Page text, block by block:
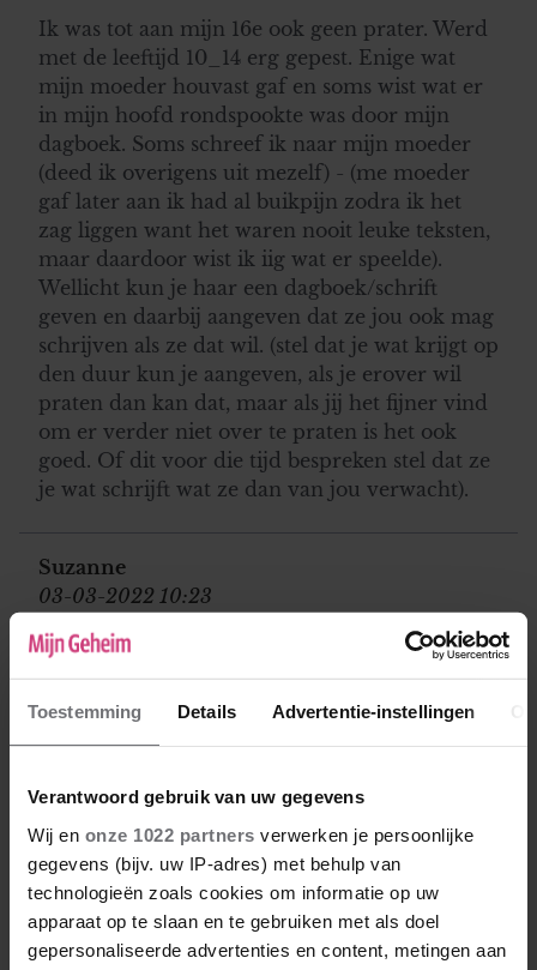
Toestemming Details Advertentie-instellingen
Verantwoord gebruik van uw gegevens
Wij en onze 1022 partners verwerken je persoonlijke
gegevens (bijv. uw IP-adres) met behulp van
technologieën zoals cookies om informatie op uw
apparaat op te slaan en te gebruiken met als doel
gepersonaliseerde advertenties en content, metingen aan
Ik was tot aan mijn 16e ook geen prater. Werd
met de leeftijd 10_14 erg gepest. Enige wat
mijn moeder houvast gaf en soms wist wat er
in mijn hoofd rondspookte was door mijn
dagboek. Soms schreef ik naar mijn moeder
(deed ik overigens uit mezelf) - (me moeder
gaf later aan ik had al buikpijn zodra ik het
zag liggen want het waren nooit leuke teksten,
maar daardoor wist ik iig wat er speelde).
Wellicht kun je haar een dagboek/schrift
geven en daarbij aangeven dat ze jou ook mag
schrijven als ze dat wil. (stel dat je wat krijgt op
den duur kun je aangeven, als je erover wil
praten dan kan dat, maar als jij het fijner vind
om er verder niet over te praten is het ook
goed. Of dit voor die tijd bespreken stel dat ze
je wat schrijft wat ze dan van jou verwacht).
Suzanne
03-03-2022 10:23
Misschien kun je hier eens met de leraar over
school? Die zien hoe ze op school is, en
kunnen misschien in de gaten houden of ze
Jeannie
03-03-2022 18:21
Als praten met haar niet helpt, zou ik haar
even met rust laten. Misschien begint ze aan